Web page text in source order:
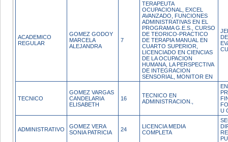
ACADEMICO
REGULAR
GOMEZ GODOY
MARCELA
ALEJANDRA
7
TERAPEUTA
OCUPACIONAL, EXCEL
AVANZADO, FUNCIONES
ADMINISTRATIVAS EN EL
PROGRAMA G.E.S., CURSO
DE TEORICO-PRACTICO
DE TERAPIA MANUAL EN
CUARTO SUPERIOR,
LICENCIADO EN CIENCIAS
DE LA OCUPACION
HUMANA, LA PERSPECTIVA
DE INTEGRACION
SENSORIAL, MONITOR EN
TECNICO
GOMEZ VARGAS
CANDELARIA
ELISABETH
16
TECNICO EN
ADMINISTRACION.,
U
ADMINISTRATIVO
GOMEZ VERA
SONIA PATRICIA
24
LICENCIA MEDIA
COMPLETA